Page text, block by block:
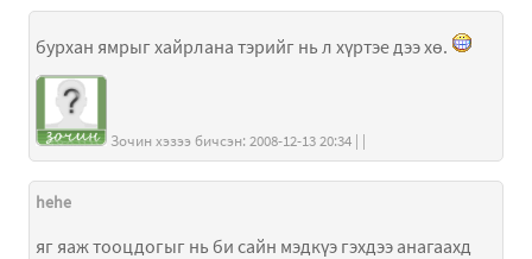
бурхан ямрыг хайрлана тэрийг нь л хүртэе дээ хө.
Зочин хэзээ бичсэн: 2008-12-13 20:34 | |
hehe
яг яаж тооцдогыг нь би сайн мэдкүэ гэхдээ анагаахд